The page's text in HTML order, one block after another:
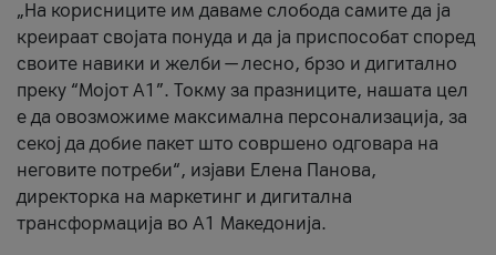
„На корисниците им даваме слобода самите да ја
креираат својата понуда и да ја приспособат според
своите навики и желби — лесно, брзо и дигитално
преку “Мојот А1”. Токму за празниците, нашата цел
е да овозможиме максимална персонализација, за
секој да добие пакет што совршено одговара на
неговите потреби“, изјави Елена Панова,
директорка на маркетинг и дигитална
трансформација во А1 Македонија.